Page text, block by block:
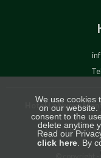
Hotel La Nuova
CIN:
We use cookies
on our website.
consent to the
delete anytime
Read our
click here . By